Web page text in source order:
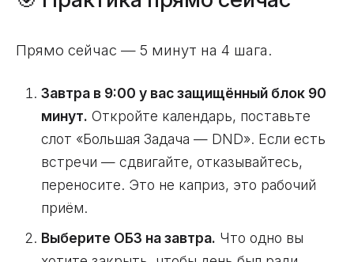
Прямо сейчас — 5 минут на 4 шага.
Завтра в 9:00 у вас защищённый блок 90
минут. Откройте календарь, поставьте
слот «Большая Задача — DND». Если есть
встречи — сдвигайте, отказывайтесь,
переносите. Это не каприз, это рабочий
приём.
Выберите ОБЗ на завтра. Что одно вы